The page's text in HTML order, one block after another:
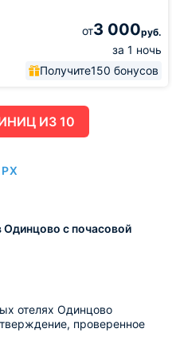
от3 000руб.
за 1 ночь
Получите150 бонусов
ИЗ 10
Одинцово с почасовой
отелях Одинцово
проверенное